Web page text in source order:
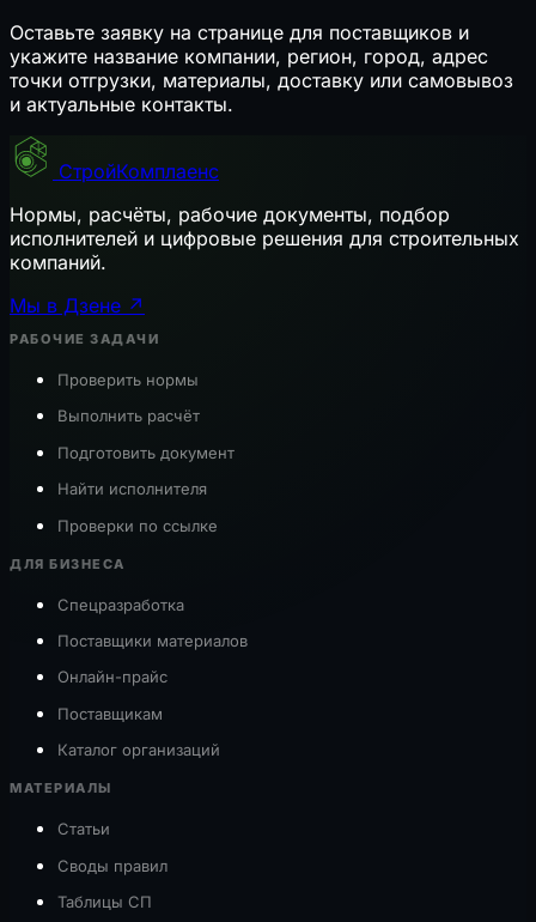
Оставьте заявку на странице для поставщиков и
укажите название компании, регион, город, адрес
точки отгрузки, материалы, доставку или самовывоз
и актуальные контакты.
СтройКомплаенс
Нормы, расчёты, рабочие документы, подбор
исполнителей и цифровые решения для строительных
компаний.
Мы в Дзене ↗
РАБОЧИЕ ЗАДАЧИ
Проверить нормы
Выполнить расчёт
Подготовить документ
Найти исполнителя
Проверки по ссылке
ДЛЯ БИЗНЕСА
Спецразработка
Поставщики материалов
Онлайн-прайс
Поставщикам
Каталог организаций
МАТЕРИАЛЫ
Статьи
Своды правил
Таблицы СП